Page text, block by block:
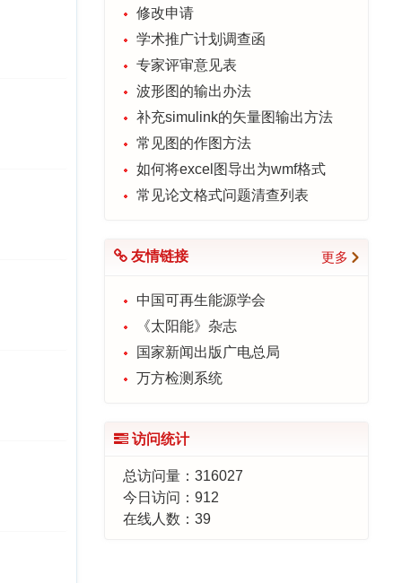
知
2023-06-14
修改申请
学术推广计划调查函
专家评审意见表
波形图的输出办法
补充simulink的矢量图输出方法
常见图的作图方法
如何将excel图导出为wmf格式
常见论文格式问题清查列表
友情链接 更多
中国可再生能源学会
《太阳能》杂志
国家新闻出版广电总局
万方检测系统
访问统计
总访问量： 316027
今日访问： 912
在线人数： 39